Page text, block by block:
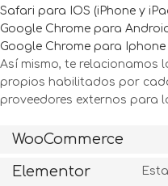
Safari para IOS (iPhone y
Google Chrome para
Google Chrome para
Así mismo, te relacionamos
propios habilitados por
proveedores externos para
WooCommerce
Elementor